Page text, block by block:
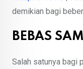
demikian bagi
BEBAS
Salah satunya bagi